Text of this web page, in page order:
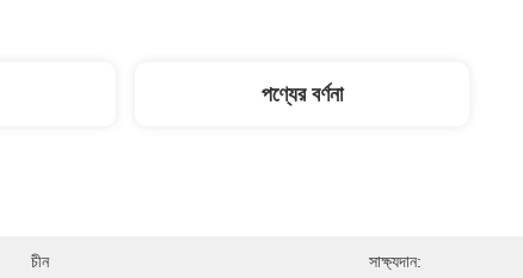
পণ্যের বর্ণনা
চীন সাক্ষ্যদান: